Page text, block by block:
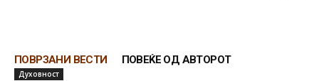
ПОВРЗАНИ ВЕСТИ ПОВЕЌЕ ОД АВТОРОТ
Духовност